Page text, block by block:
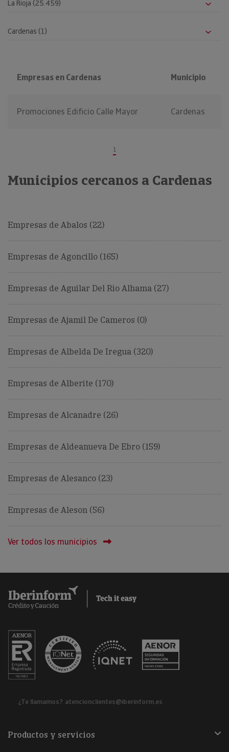
Empresas en Cardenas Municipio
Promociones Edificio Calle Mayor Cardenas
1
Municipios cercanos a Cardenas
Empresas de Abalos (22)
Empresas de Agoncillo (165)
Empresas de Aguilar Del Rio Alhama (27)
Empresas de Ajamil De Cameros (0)
Empresas de Albelda De Iregua (320)
Empresas de Alberite (170)
Empresas de Alcanadre (26)
Empresas de Aldeanueva De Ebro (159)
Empresas de Alesanco (23)
Empresas de Aleson (56)
Ver todos los municipios
¿Te llamamos? atencionclientes@iberinform.es
Productos y servicios